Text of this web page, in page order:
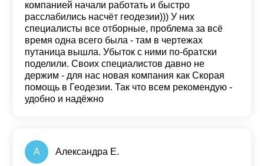
компанией начали работать и быстро
расслабились насчёт геодезии))) У них
специалисты все отборные, проблема за всё
время одна всего была - там в чертежах
путаница вышла. Убыток с ними по-братски
поделили. Своих специалистов давно не
держим - для нас новая компания как Скорая
помощь в Геодезии. Так что всем рекомендую -
удобно и надёжно
А Александра Е.